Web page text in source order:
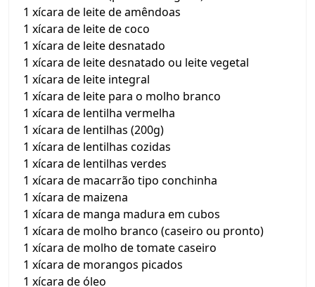
1 xícara de leite de amêndoas
1 xícara de leite de coco
1 xícara de leite desnatado
1 xícara de leite desnatado ou leite vegetal
1 xícara de leite integral
1 xícara de leite para o molho branco
1 xícara de lentilha vermelha
1 xícara de lentilhas (200g)
1 xícara de lentilhas cozidas
1 xícara de lentilhas verdes
1 xícara de macarrão tipo conchinha
1 xícara de maizena
1 xícara de manga madura em cubos
1 xícara de molho branco (caseiro ou pronto)
1 xícara de molho de tomate caseiro
1 xícara de morangos picados
1 xícara de óleo